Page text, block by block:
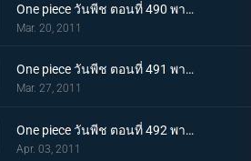
One piece วันพีช ตอนที่ 490 พากย์ไทย เปิดศึกชิงอำนาจ! การเริ่มต้นของยุคสมัยใหม่!
Mar. 20, 2011
One piece วันพีช ตอนที่ 491 พากย์ไทย ขึ้นสู่เกาะสตรี ! ความจริงอันโหดร้ายที่โถมใส่ลูฟี่
Mar. 27, 2011
One piece วันพีช ตอนที่ 492 พากย์ไทย ตอนพิเศษ! ลูฟี่และโทริโกะ! เทียบท่า,เกาะนักชิม นักล่าอาหาร โทริโกะ ปรากฏตัว
Apr. 03, 2011